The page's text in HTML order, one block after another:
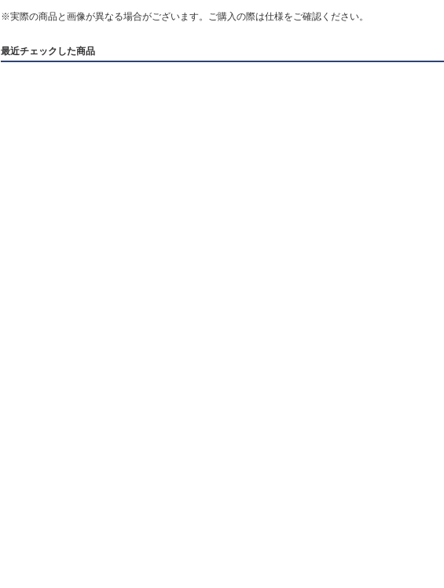
※実際の商品と画像が異なる場合がございます。ご購入の際は仕様をご確認ください。
最近チェックした商品